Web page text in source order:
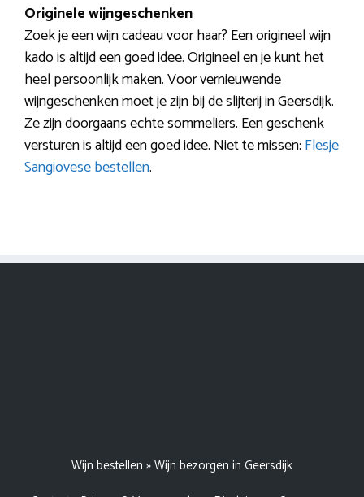
Originele wijngeschenken
Zoek je een wijn cadeau voor haar? Een origineel wijn
kado is altijd een goed idee. Origineel en je kunt het
heel persoonlijk maken. Voor vernieuwende
wijngeschenken moet je zijn bij de slijterij in Geersdijk.
Ze zijn doorgaans echte sommeliers. Een geschenk
versturen is altijd een goed idee. Niet te missen: Flesje
Sangiovese bestellen.
Wijn bestellen »Wijn bezorgen in Geersdijk